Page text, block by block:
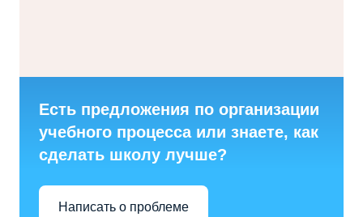
Есть предложения по организации
учебного процесса или знаете, как
сделать школу лучше?
Написать о проблеме